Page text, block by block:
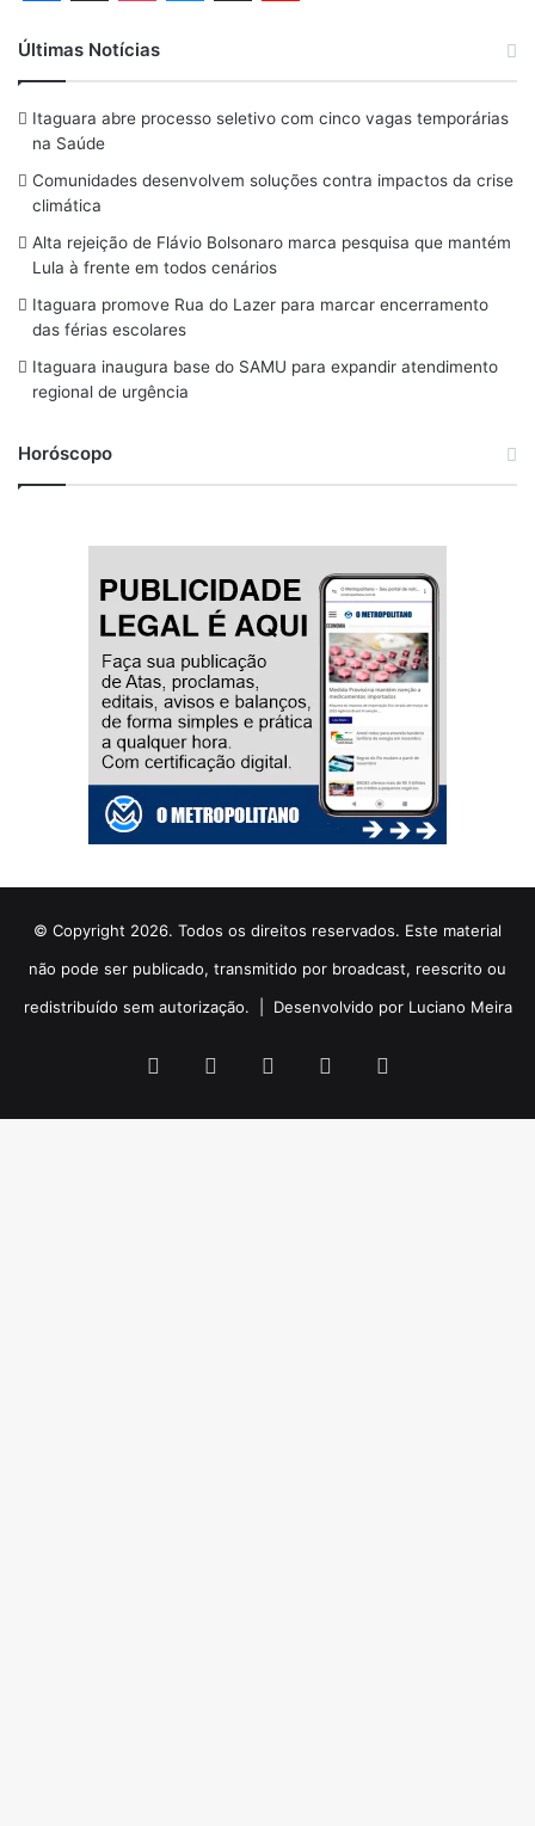
a
c
e
b
o
o
k
h
r
e
a
d
s
n
s
t
a
r
a
m
u
e
s
y
u
T
u
e
Últimas Notícias
Itaguara abre processo seletivo com cinco vagas temporárias
na Saúde
Comunidades desenvolvem soluções contra impactos da crise
climática
Alta rejeição de Flávio Bolsonaro marca pesquisa que mantém
Lula à frente em todos cenários
Itaguara promove Rua do Lazer para marcar encerramento
das férias escolares
Itaguara inaugura base do SAMU para expandir atendimento
regional de urgência
Horóscopo
© Copyright 2026. Todos os direitos reservados. Este material
não pode ser publicado, transmitido por broadcast, reescrito ou
redistribuído sem autorização. | Desenvolvido por Luciano Meira
Facebook YouTubeInstagram